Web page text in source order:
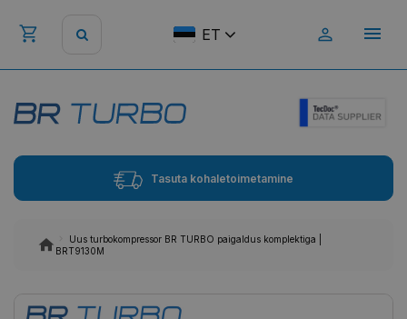
ET
Tasuta kohaletoimetamine
Uus turbokompressor BR TURBO paigaldus komplektiga |
BRT9130M